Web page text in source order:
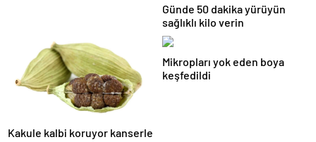
Günde 50 dakika yürüyün
sağlıklı kilo verin
Kakule kalbi koruyor kanserle
Mikropları yok eden boya
keşfedildi